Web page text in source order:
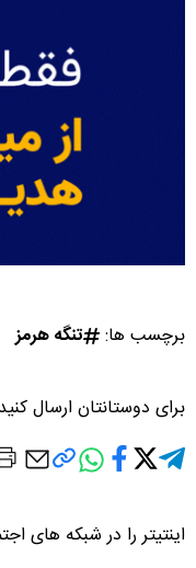
برچسب ها: تنگه هرمز
برای دوستانتان ارسال کنید
اینتیتر را در شبکه های